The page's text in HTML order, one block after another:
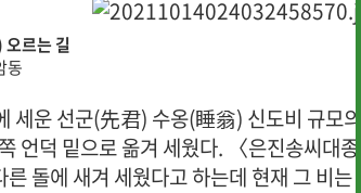
르는 길
동
세운 선군(先君) 수옹(睡翁) 신도비 규모의
언덕 밑으로 옮겨 세웠다. 〈은진송씨대종
돌에 새겨 세웠다고 하는데 현재 그 비는